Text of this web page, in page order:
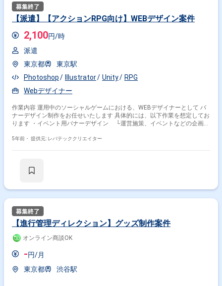
【派遣】【アクションRPG向け】WEBデザイン案件
2,100円/時
派遣
東京都
東京駅
Photoshop
Illustrator Unity
RPG
Webデザイナー
作業内容 運用中のソーシャルゲームにおける、WEBデザイナーとして バ
ナーデザイン制作をお任せいたします 具体的には、以下作業を想定してお
ります ・イベント用バナーデザイン └運営施策、イベントなどの企画の
材など作成 └ゲーム内及びゲーム外WEBなどの表示素材制作 └デザイ
5年前・ 提供元: レバテッククリエイター
【進行管理ディレクション】グッズ制作案件
オンライン商談OK
-円/月
東京都
渋谷駅